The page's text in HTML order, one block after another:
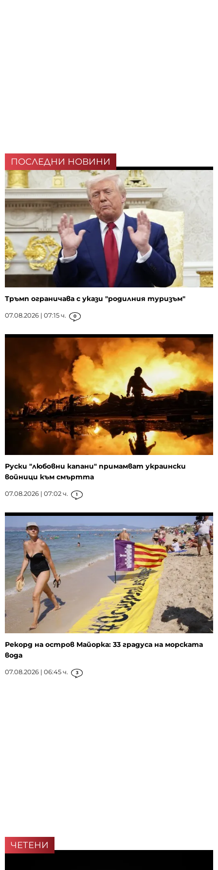
ПОСЛЕДНИ НОВИНИ
Тръмп ограничава с укази "родилния туризъм"
07.08.2026 | 07:15 ч. 0
Руски "любовни капани" примамват украински
войници към смъртта
07.08.2026 | 07:02 ч. 1
Рекорд на остров Майорка: 33 градуса на морската
вода
07.08.2026 | 06:45 ч. 3
ЧЕТЕНИ